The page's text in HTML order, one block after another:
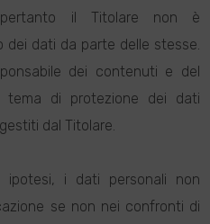
il Titolare non è
dei dati da parte delle stesse.
dei contenuti e del
tema di protezione dei dati
dal Titolare.
i dati personali non
se non nei confronti di